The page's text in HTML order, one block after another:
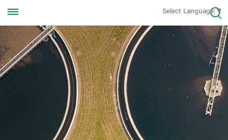
Select Language▼
Llámanos en cualquier momento